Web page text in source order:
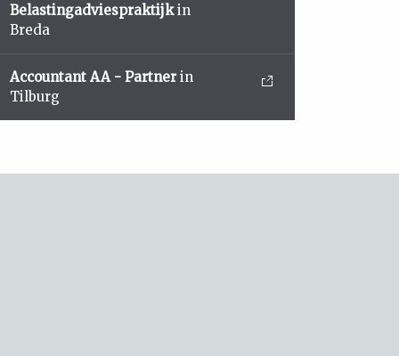
Belastingadviespraktijkin
Breda
Accountant AA - Partner in
Tilburg